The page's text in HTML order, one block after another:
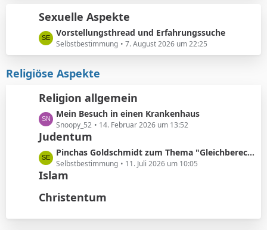
e
t
g
t
e
B
e
t
ä
g
e
Sexuelle Aspekte
L
e
t
z
t
e
B
e
i
t
r
ä
g
Vorstellungsthread und Erfahrungssuche
Selbstbestimmung 7. August 2026 um 22:25
Religiöse Aspekte
Religion allgemein
L
e
z
t
e
e
t
Mein Besuch in einen Krankenhaus
Snoopy_52 14. Februar 2026 um 13:52
Judentum
L
e
t
t
Pinchas Goldschmidt zum Thema "Gleichberechtigung von Mann und Frau"
Selbstbestimmung 11. Juli 2026 um 10:05
Islam
Christentum